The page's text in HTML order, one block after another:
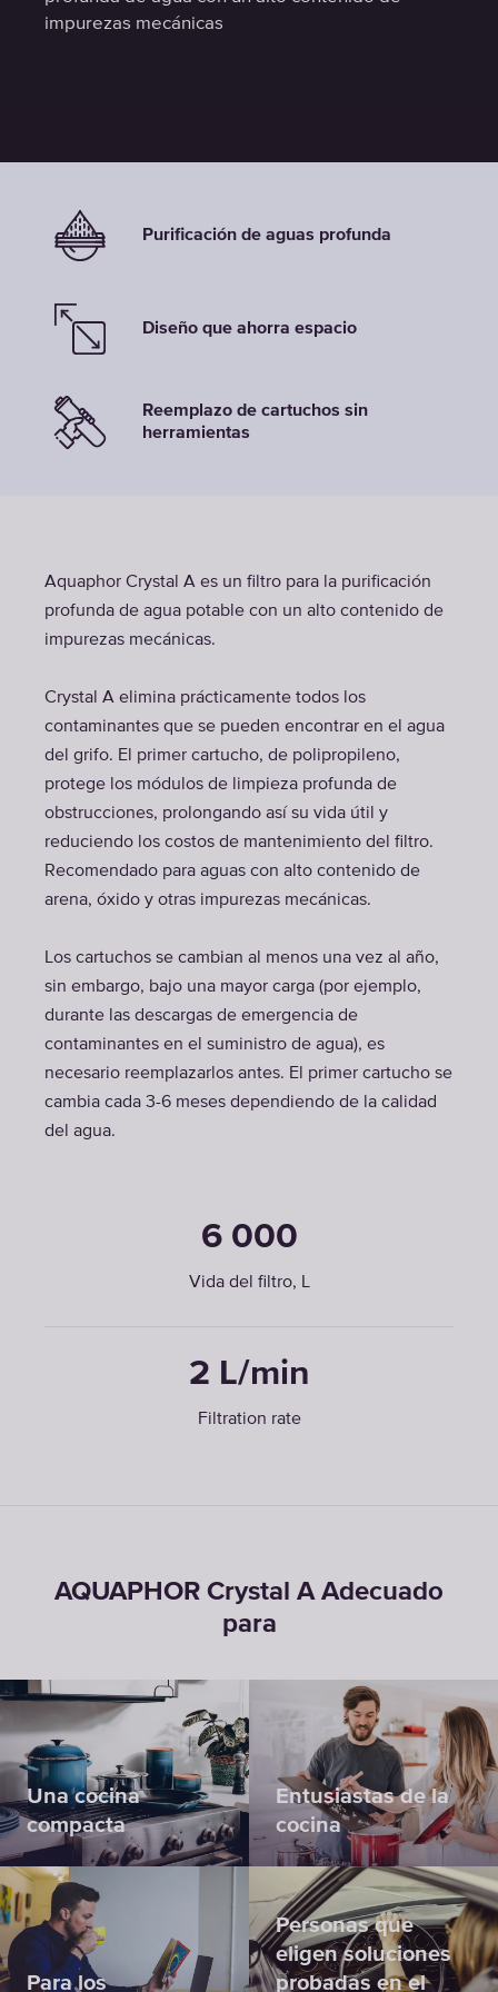
impurezas mecánicas
impurezas mecánicas
impurezas mecánicas
Purificación de aguas profunda
Diseño que ahorra espacio
Reemplazo de cartuchos sin
herramientas
Aquaphor Crystal A es un filtro para la purificación
profunda de agua potable con un alto contenido de
impurezas mecánicas.
Crystal A elimina prácticamente todos los
contaminantes que se pueden encontrar en el agua
del grifo. El primer cartucho, de polipropileno,
protege los módulos de limpieza profunda de
obstrucciones, prolongando así su vida útil y
reduciendo los costos de mantenimiento del filtro.
Recomendado para aguas con alto contenido de
arena, óxido y otras impurezas mecánicas.
Los cartuchos se cambian al menos una vez al año,
sin embargo, bajo una mayor carga (por ejemplo,
durante las descargas de emergencia de
contaminantes en el suministro de agua), es
necesario reemplazarlos antes. El primer cartucho se
cambia cada 3-6 meses dependiendo de la calidad
del agua.
6 000
Vida del filtro, L
2 L/min
Filtration rate
AQUAPHOR Crystal A Adecuado
para
Una cocina
compacta
Entusiastas de la
cocina
Para los
Personas que
eligen soluciones
probadas en el